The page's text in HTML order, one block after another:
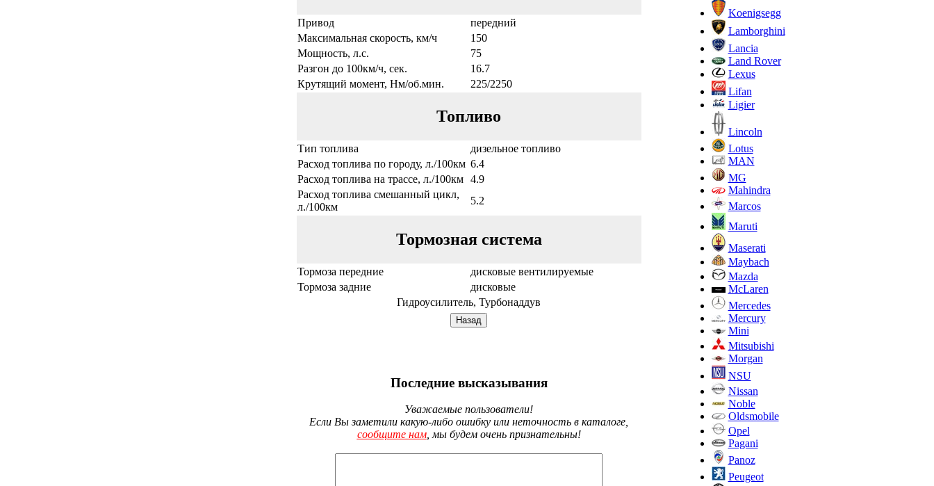
Привод
передний
Максимальная скорость, км/ч
150
Мощность, л.с.
75
Разгон до 100км/ч, сек.
16.7
Крутящий момент, Нм/об.мин.
225/2250
Топливо
Тип топлива
дизельное топливо
Расход топлива по городу, л./100км 6.4
Расход топлива на трассе, л./100км
4.9
Расход топлива смешанный цикл,
л./100км
5.2
Тормозная система
Тормоза передние
дисковые вентилируемые
Тормоза задние
дисковые
Гидроусилитель, Турбонаддув
Последние высказывания
Уважаемые пользователи!
Если Вы заметили какую-либо ошибку или неточность в каталоге,
сообщите нам, мы будем очень признательны!
Koenigsegg
Lamborghini
Lancia
Land Rover
Lexus
Lifan
Ligier
Lincoln
Lotus
MAN
MG
Mahindra
Marcos
Maruti
Maserati
Maybach
Mazda
McLaren
Mercedes
Mercury
Mini
Mitsubishi
Morgan
NSU
Nissan
Noble
Oldsmobile
Opel
Pagani
Panoz
Peugeot